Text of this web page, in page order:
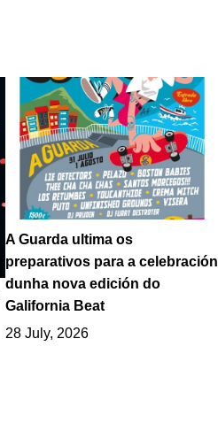
A Guarda ultima os
preparativos para a celebración
dunha nova edición do
Galifornia Beat
28 July, 2026